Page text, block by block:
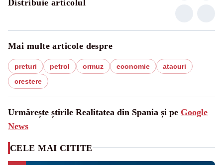
Distribuie articolul
Mai multe articole despre
preturi petrol ormuz economie
atacuri
crestere
Urmărește știrile Realitatea din Spania și pe Google
News
CELE MAI CITITE